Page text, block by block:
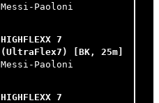
Messi-Paoloni
HIGHFLEXX 7
(UltraFlex7) [BK, 25m]
Messi-Paoloni
HIGHFLEXX 7